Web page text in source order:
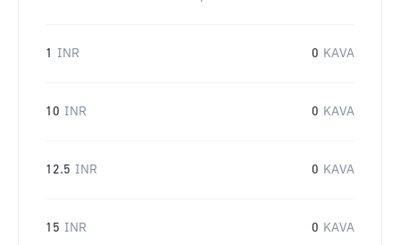
1 INR 0 KAVA
10 INR 0 KAVA
12.5 INR 0 KAVA
15 INR 0 KAVA